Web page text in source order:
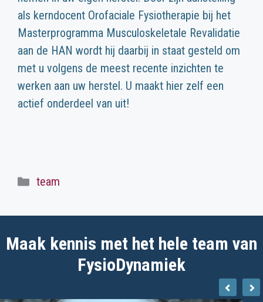
als kerndocent Orofaciale Fysiotherapie bij het
Masterprogramma Musculoskeletale Revalidatie
aan de HAN wordt hij daarbij in staat gesteld om
met u volgens de meest recente inzichten te
werken aan uw herstel. U maakt hier zelf een
actief onderdeel van uit!
Categorieën
team
Maak kennis met het hele team van
FysioDynamiek